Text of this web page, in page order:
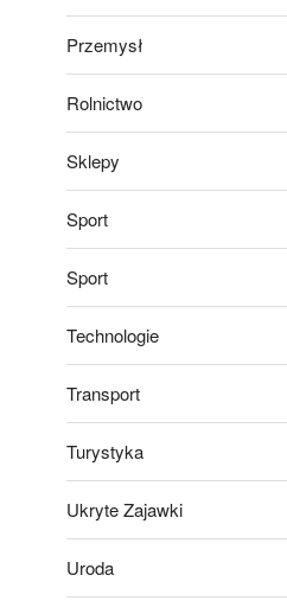
Przemysł
Rolnictwo
Sklepy
Sport
Sport
Technologie
Transport
Turystyka
Ukryte Zajawki
Uroda